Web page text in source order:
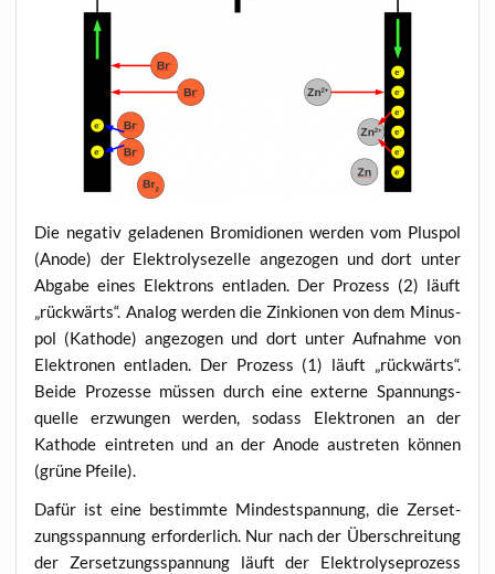
Die nega­tiv gela­de­nen Bro­mi­d­io­nen wer­den vom Plus­pol
(Anode) der Elek­tro­ly­se­zel­le ange­zo­gen und dort unter
Abga­be eines Elek­trons ent­la­den. Der Pro­zess (2) läuft
„rück­wärts“. Ana­log wer­den die Zin­kio­nen von dem Minus­
pol (Katho­de) ange­zo­gen und dort unter Auf­nah­me von
Elek­tro­nen ent­la­den. Der Pro­zess (1) läuft „rück­wärts“.
Bei­de Pro­zes­se müs­sen durch eine exter­ne Span­nungs­
quel­le erzwun­gen wer­den, sodass Elek­tro­nen an der
Katho­de ein­tre­ten und an der Anode aus­tre­ten kön­nen
(grü­ne Pfeile).
Dafür ist eine bestimm­te Min­dest­span­nung, die Zer­set­
zungs­span­nung erfor­der­lich. Nur nach der Über­schrei­tung
der Zer­set­zungs­span­nung läuft der Elek­tro­ly­se­pro­zess